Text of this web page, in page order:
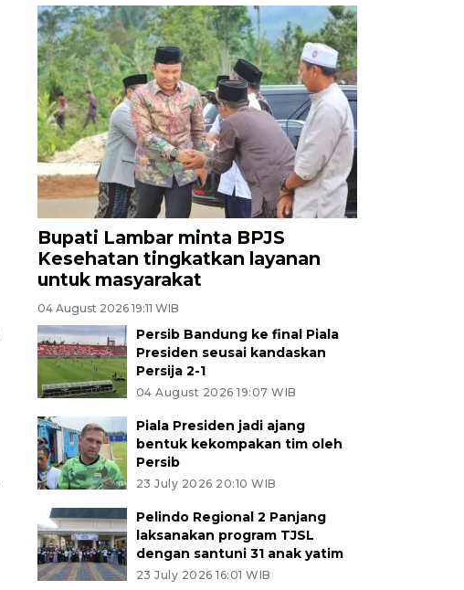
Bupati Lambar minta BPJS
Kesehatan tingkatkan layanan
untuk masyarakat
04 August 2026 19:11 WIB
Persib Bandung ke final Piala
Presiden seusai kandaskan
Persija 2-1
04 August 2026 19:07 WIB
Piala Presiden jadi ajang
bentuk kekompakan tim oleh
Persib
23 July 2026 20:10 WIB
Pelindo Regional 2 Panjang
laksanakan program TJSL
dengan santuni 31 anak yatim
23 July 2026 16:01 WIB